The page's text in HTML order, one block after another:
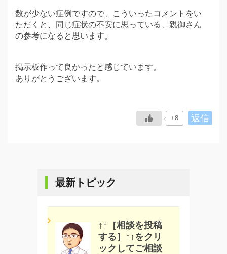
数が少ない症例ですので、こういったコメントをい
ただくと、同じ症状の不安に思っている、親御さん
の参考になると思います。
掲示板作って良かったと感じています。
ありがとうございます。
返信
+8
最新トピック
↑↑［相談を投稿
する］↑↑をクリ
ックしてご相談